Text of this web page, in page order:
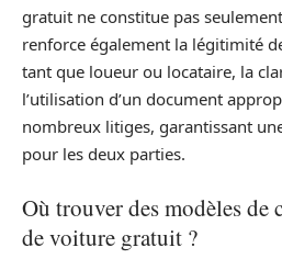
gratuit ne constitue pas
renforce également la légitimité
tant que loueur ou locataire, la
l’utilisation d’un document
nombreux litiges, garantissant
pour les deux parties.
Où trouver des modèles de
de voiture gratuit ?